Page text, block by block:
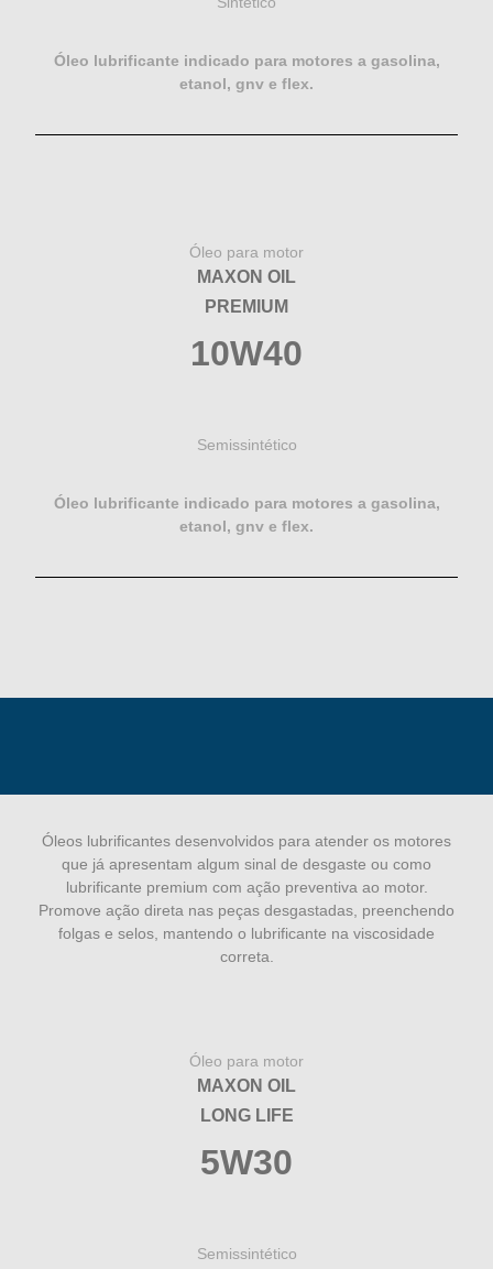
Óleo lubrificante indicado para motores a gasolina,
etanol, gnv e flex.
Óleo para motor
MAXON OIL
PREMIUM
10W40
Semissintético
Óleo lubrificante indicado para motores a gasolina,
etanol, gnv e flex.
Óleos lubrificantes desenvolvidos para atender os motores
que já apresentam algum sinal de desgaste ou como
lubrificante premium com ação preventiva ao motor.
Promove ação direta nas peças desgastadas, preenchendo
folgas e selos, mantendo o lubrificante na viscosidade
correta.
Óleo para motor
MAXON OIL
LONG LIFE
5W30
Semissintético